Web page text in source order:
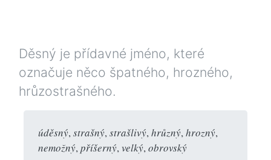
Děsný je přídavné jméno, které
označuje něco špatného, hrozného,
hrůzostrašného.
úděsný,strašný,strašlivý,hrůzný,hrozný,
nemožný,příšerný,velký,obrovský